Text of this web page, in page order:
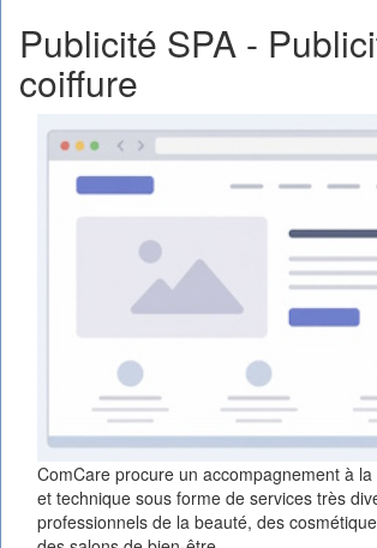
Publicité SPA -
coiffure
ComCare procure un accompagnement à
et technique sous forme de services très
professionnels de la beauté, des